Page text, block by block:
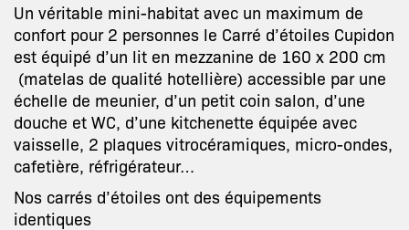
Un véritable mini-habitat avec un maximum de
confort pour 2 personnes le Carré d’étoiles Cupidon
est équipé d’un lit en mezzanine de 160 x 200 cm
(matelas de qualité hotellière) accessible par une
échelle de meunier, d’un petit coin salon, d’une
douche et WC, d’une kitchenette équipée avec
vaisselle, 2 plaques vitrocéramiques, micro-ondes,
cafetière, réfrigérateur…
Nos carrés d’étoiles ont des équipements
identiques